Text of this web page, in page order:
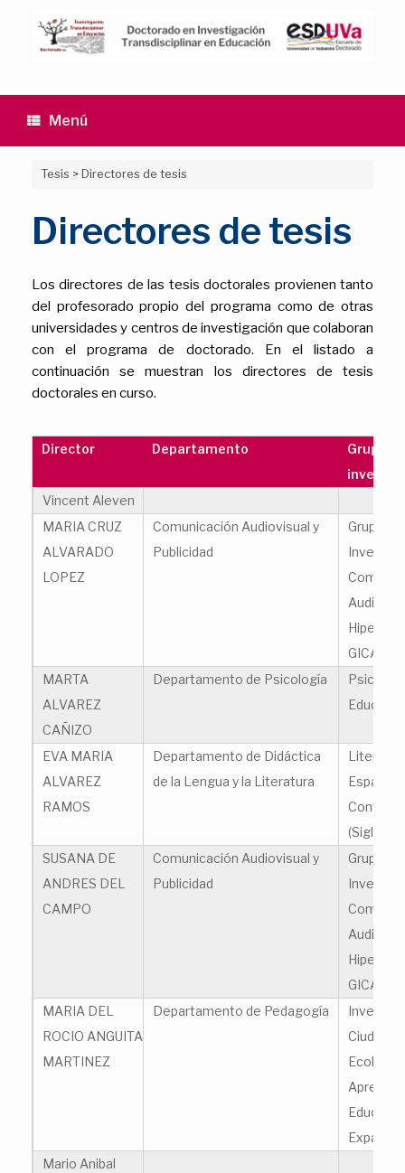
contenido
Menú
Tesis >Directores de tesis
Directores de tesis
Los directores de las tesis doctorales provienen tanto
del profesorado propio del programa como de otras
universidades y centros de investigación que colaboran
con el programa de doctorado. En el listado a
continuación se muestran los directores de tesis
doctorales en curso.
Director Departamento
Grupo de
Vincent Aleven
MARIA CRUZ
ALVARADO
LOPEZ
Comunicación Audiovisual y
Publicidad
Grupo de
GICAVH
MARTA
ALVAREZ
CAÑIZO
Departamento de Psicología
EVA MARIA
ALVAREZ
RAMOS
Departamento de Didáctica
de la Lengua y la Literatura
Española
(Siglos
SUSANA DE
ANDRES DEL
CAMPO
Comunicación Audiovisual y
Publicidad
Grupo de
GICAVH
MARIA DEL
ROCIO ANGUITA
MARTINEZ
Departamento de Pedagogía
Mario Anibal